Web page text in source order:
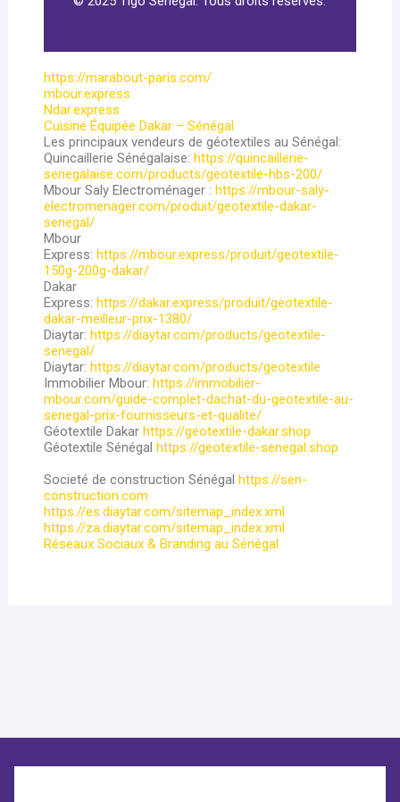
https://marabout-paris.com/
mbour.express
Ndar.express
Cuisine Équipée Dakar – Sénégal
Les principaux vendeurs de géotextiles au Sénégal:
Quincaillerie Sénégalaise: https://quincaillerie-
senegalaise.com/products/geotextile-hbs-200/
Mbour Saly Electroménager : https://mbour-saly-
electromenager.com/produit/geotextile-dakar-
senegal/
Mbour
Express: https://mbour.express/produit/geotextile-
150g-200g-dakar/
Dakar
Express: https://dakar.express/produit/geotextile-
dakar-meilleur-prix-1380/
Diaytar: https://diaytar.com/products/geotextile-
senegal/
Diaytar: https://diaytar.com/products/geotextile
Immobilier Mbour: https://immobilier-
mbour.com/guide-complet-dachat-du-geotextile-au-
senegal-prix-fournisseurs-et-qualite/
Géotextile Dakar https://geotextile-dakar.shop
Géotextile Sénégal https://geotextile-senegal.shop
Societé de construction Sénégal https://sen-
construction.com
https://es.diaytar.com/sitemap_index.xml
https://za.diaytar.com/sitemap_index.xml
Réseaux Sociaux & Branding au Sénégal